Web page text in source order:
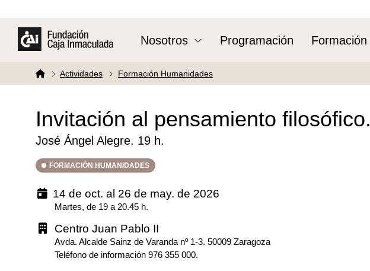
Nosotros Programación Formación
Actividades Formación Humanidades
Invitación al pensamiento filosófico.
José Ángel Alegre. 19 h.
FORMACIÓN HUMANIDADES
14 de oct. al 26 de may. de 2026
Martes, de 19 a 20.45 h.
Centro Juan Pablo II
Avda. Alcalde Sainz de Varanda nº 1-3. 50009 Zaragoza
Teléfono de información 976 355 000.